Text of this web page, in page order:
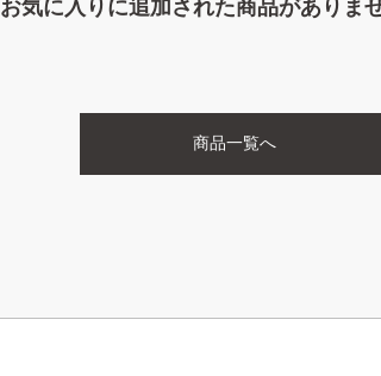
お気に入りに追加された商品がありませ
商品一覧へ